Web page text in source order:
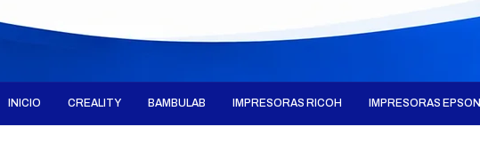
INICIO CREALITY BAMBULAB IMPRESORAS RICOH IMPRESORAS EPSON